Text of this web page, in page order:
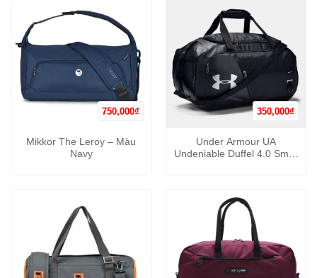
750,000₫
Mikkor The Leroy – Màu
Navy
350,000₫
Under Armour UA
Undeniable Duffel 4.0 Small